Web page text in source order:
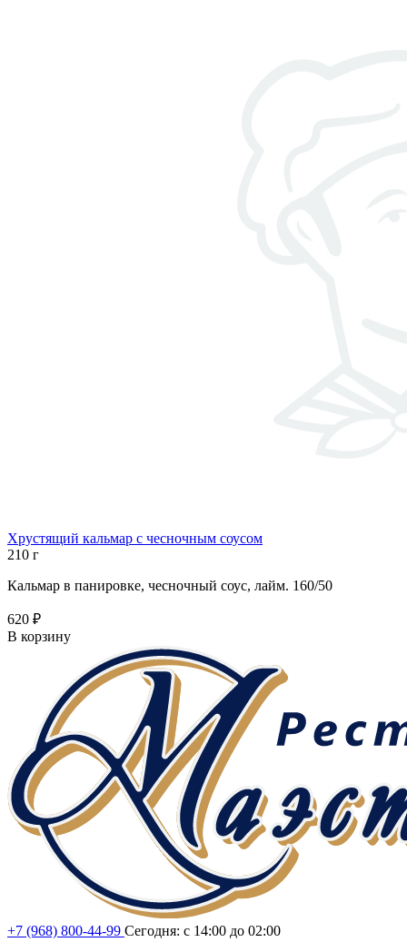
Хрустящий кальмар с чесночным соусом
210 г
Кальмар в панировке, чесночный соус, лайм. 160/50
620 ₽
В корзину
+7 (968) 800-44-99 Сегодня: с 14:00 до 02:00